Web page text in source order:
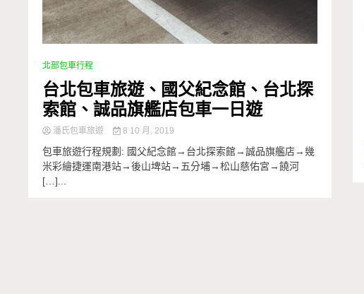
北部包車行程
台北包車旅遊、國父紀念館、台北探
索館、誠品旗艦店包車一日遊
潘氏包車旅遊 8 10 月, 2019
包車旅遊行程規劃: 國父紀念館→台北探索館→誠品旗艦店→幾
米彩繪捷運南港站→後山埤站→五分埔→松山慈佑宮→饒河
[…]...